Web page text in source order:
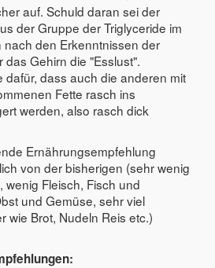
auf. Schuld daran sei der
der Gruppe der Triglyceride im
nach den Erkenntnissen der
Gehirn die "Esslust".
dafür, dass auch die anderen mit
Fette rasch ins
werden, also rasch dick
Ernährungsempfehlung
von der bisherigen (sehr wenig
wenig Fleisch, Fisch und
und Gemüse, sehr viel
wie Brot, Nudeln Reis etc.)